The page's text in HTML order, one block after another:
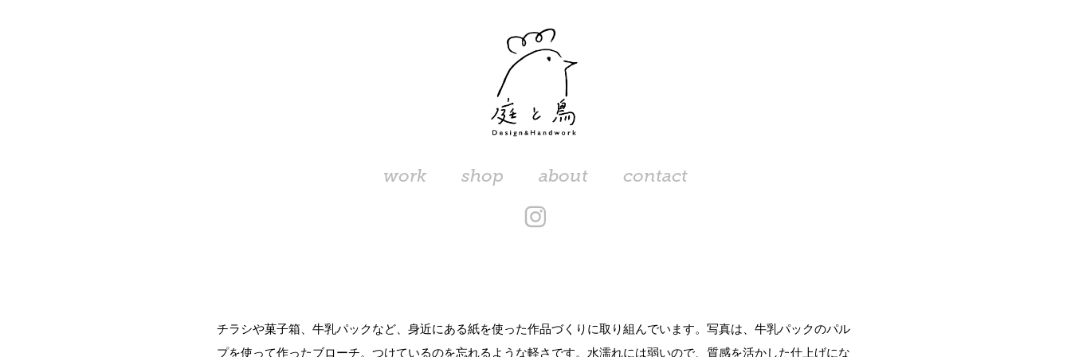
work shop about contact
チラシや菓子箱、牛乳パックなど、身近にある紙を使った作品づくりに取り組んでいます。写真は、牛乳パックのパル
プを使って作ったブローチ。つけているのを忘れるような軽さです。水濡れには弱いので、質感を活かした仕上げにな